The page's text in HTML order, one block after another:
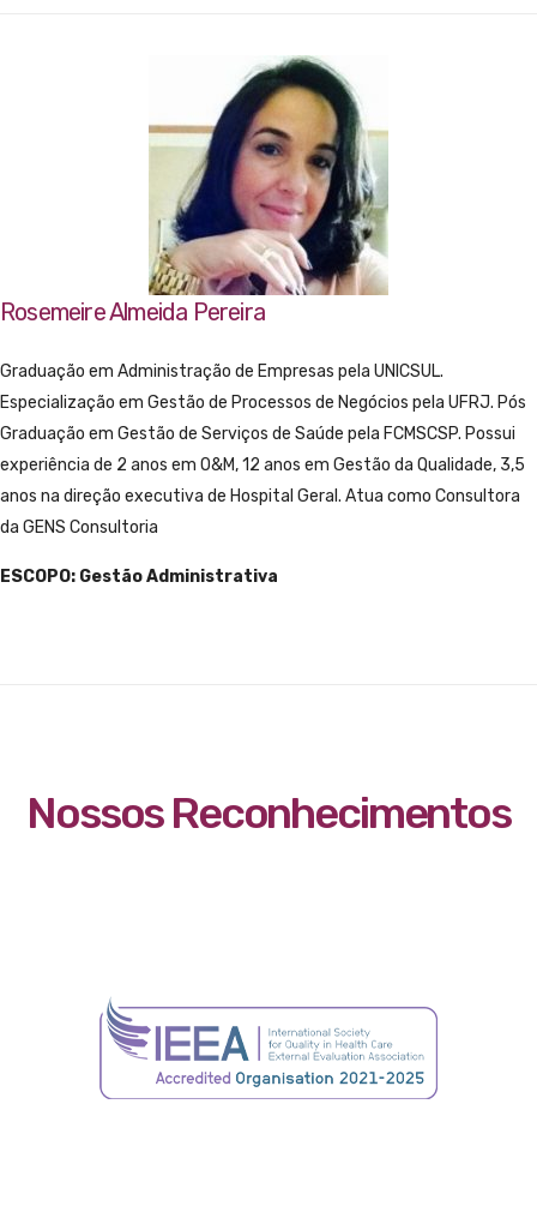
Rosemeire Almeida Pereira
Graduação em Administração de Empresas pela UNICSUL.
Especialização em Gestão de Processos de Negócios pela UFRJ. Pós
Graduação em Gestão de Serviços de Saúde pela FCMSCSP. Possui
experiência de 2 anos em O&M, 12 anos em Gestão da Qualidade, 3,5
anos na direção executiva de Hospital Geral. Atua como Consultora
da GENS Consultoria
ESCOPO: Gestão Administrativa
Nossos Reconhecimentos